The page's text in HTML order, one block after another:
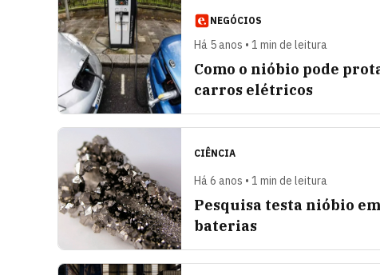
NEGÓCIOS
Há 5 anos • 1 min de leitura
Como o nióbio pode
carros elétricos
CIÊNCIA
Há 6 anos • 1 min de leitura
Pesquisa testa nióbio
baterias